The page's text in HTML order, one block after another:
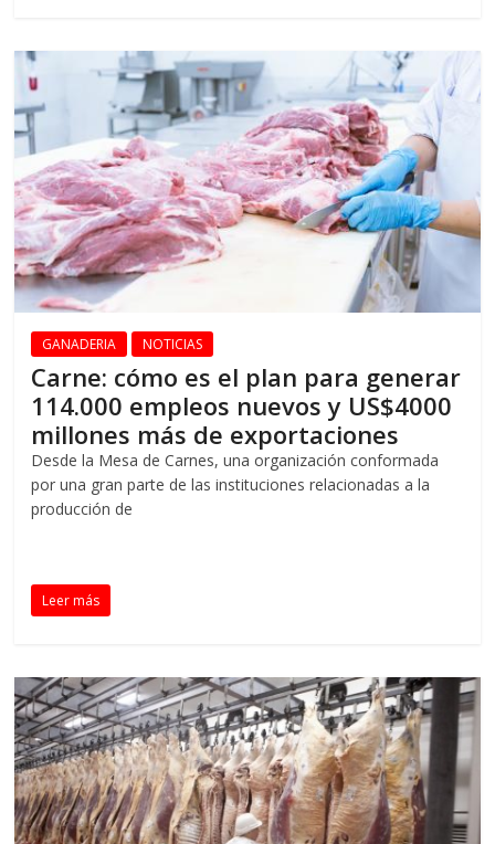
GANADERIA NOTICIAS
Carne: cómo es el plan para generar
114.000 empleos nuevos y US$4000
millones más de exportaciones
Desde la Mesa de Carnes, una organización conformada
por una gran parte de las instituciones relacionadas a la
producción de
Leer más